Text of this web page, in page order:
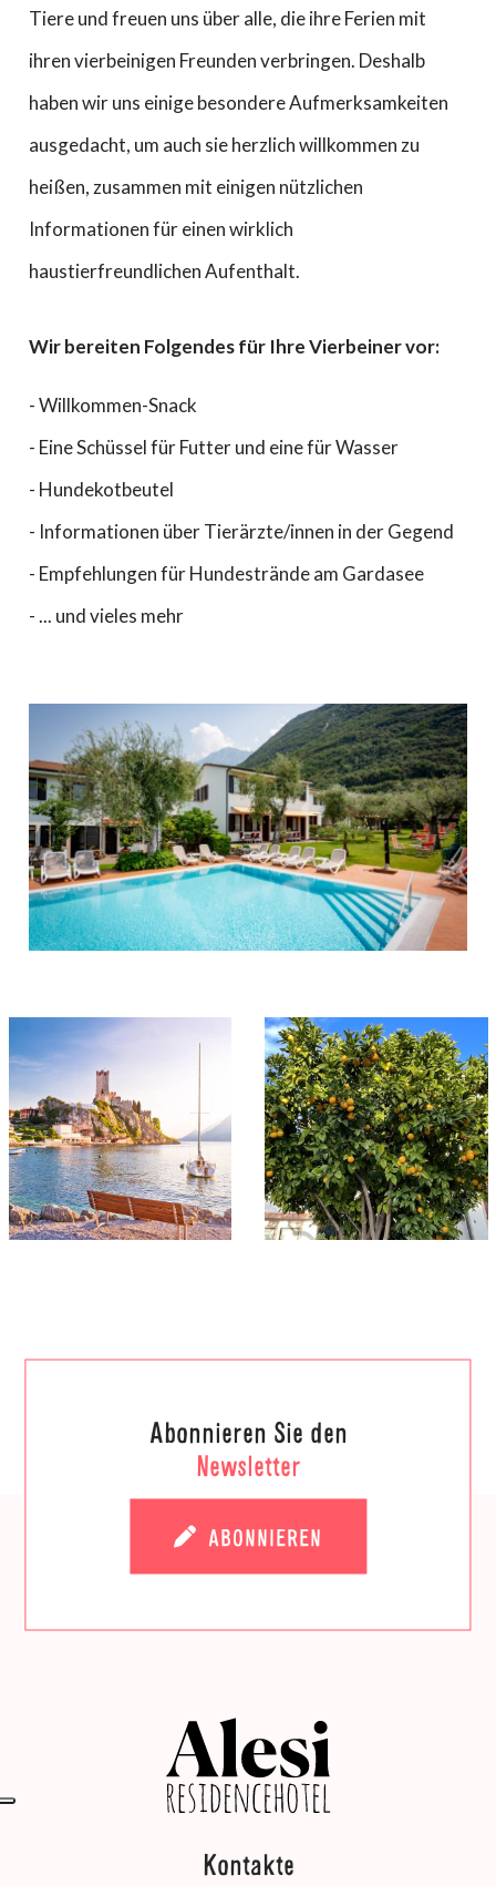
Tiere und freuen uns über alle, die ihre Ferien mit
ihren vierbeinigen Freunden verbringen. Deshalb
haben wir uns einige besondere Aufmerksamkeiten
ausgedacht, um auch sie herzlich willkommen zu
heißen, zusammen mit einigen nützlichen
Informationen für einen wirklich
haustierfreundlichen Aufenthalt.
Wir bereiten Folgendes für Ihre Vierbeiner vor:
- Willkommen-Snack
- Eine Schüssel für Futter und eine für Wasser
- Hundekotbeutel
- Informationen über Tierärzte/innen in der Gegend
- Empfehlungen für Hundestrände am Gardasee
- ... und vieles mehr
Abonnieren Sie den
Newsletter
ABONNIEREN
Kontakte